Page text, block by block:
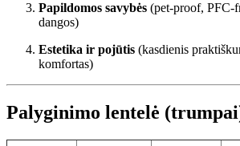
Papildomos savybės (pet-proof, PFC-
dangos)
Estetika ir pojūtis (kasdienis
komfortas)
Palyginimo lentelė